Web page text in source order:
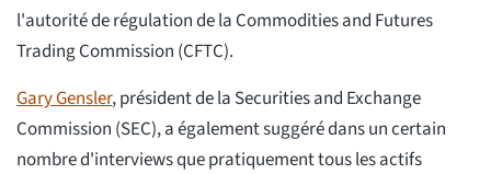
l'autorité de régulation de la Commodities and Futures
Trading Commission (CFTC).
Gary Gensler, président de la Securities and Exchange
Commission (SEC), a également suggéré dans un certain
nombre d'interviews que pratiquement tous les actifs